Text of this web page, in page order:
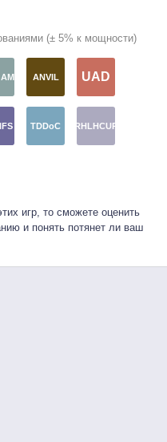
(± 5% к мощности)
ANVIL UAD
TDDoC RHLHCUP
игр, то сможете оценить
и понять потянет ли ваш